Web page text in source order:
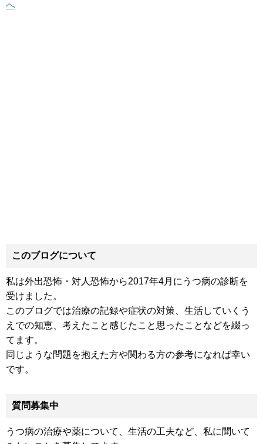
このブログについて
私は外出恐怖・対人恐怖から2017年4月にうつ病の診断を
受けました。
このブログでは治療の記録や症状の対策、生活していくう
えでの知恵、考えたこと感じたこと思ったことなどを綴っ
てます。
同じような問題を抱えた方や関わる方の参考になれば幸い
です。
質問募集中
うつ病の治療や薬について、生活の工夫など、私に聞いて